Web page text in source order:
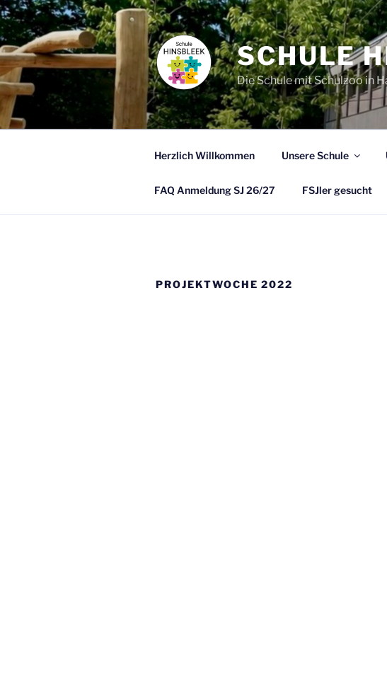
Zum
Inhalt
springen
SCHULE
Die Schule mit Schulzoo in
Herzlich Willkommen Unsere Schule
FAQ Anmeldung SJ 26/27 FSJler gesucht
PROJEKTWOCHE 2022